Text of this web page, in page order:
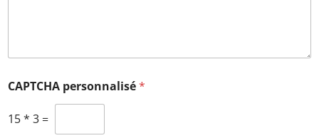
CAPTCHA personnalisé*
15* 3 =